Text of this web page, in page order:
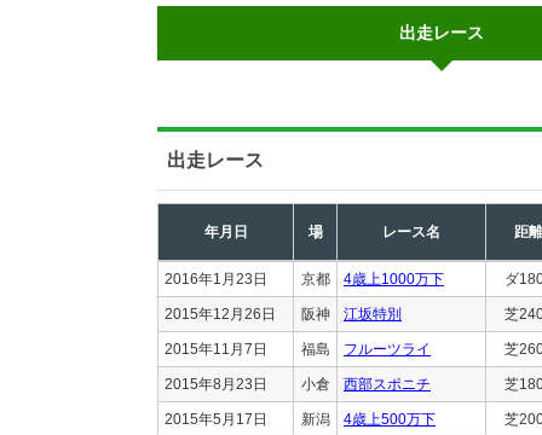
出走レース
出走レース
年月日 場 レース名 距離
2016年1月23日 京都 4歳上1000万下 ダ
2015年12月26日 阪神 江坂特別 芝
2015年11月7日 福島 フルーツライ 芝
2015年8月23日 小倉 西部スポニチ 芝
2015年5月17日 新潟 4歳上500万下 芝